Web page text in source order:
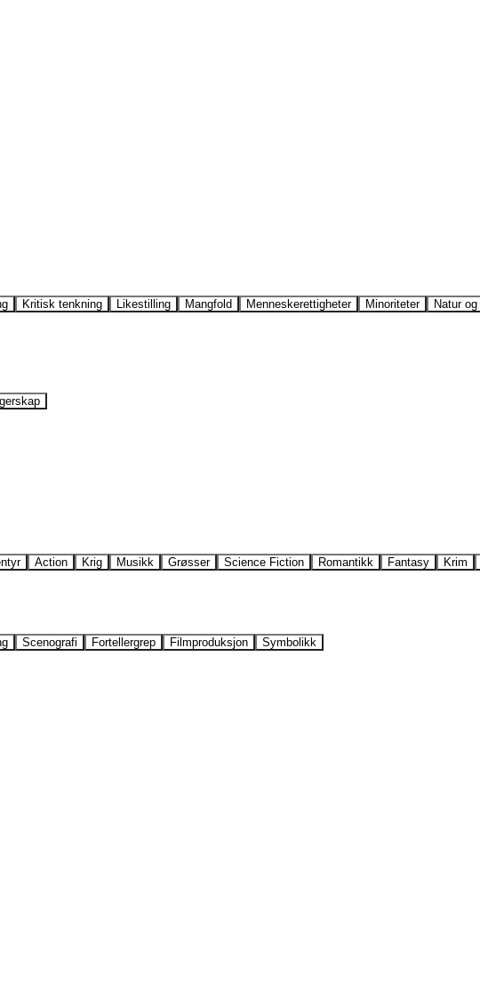
Kritisk tenkning Likestilling Mangfold Menneskerettigheter Minoriteter Natur
Action Krig Musikk Grøsser Science Fiction Romantikk Fantasy Krim
Scenografi Fortellergrep Filmproduksjon Symbolikk